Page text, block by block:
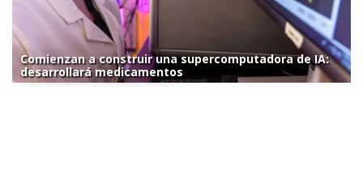
Comienzan a construir una supercomputadora de IA:
desarrollará medicamentos